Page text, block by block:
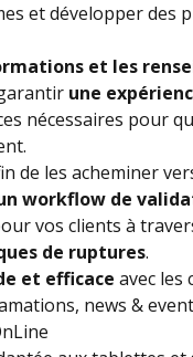
et développer des
et les
une
nécessaires pour
de les acheminer
workflow de
vos clients à
de ruptures.
et efficace avec les
news &